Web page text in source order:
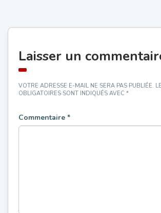
Laisser un
VOTRE ADRESSE E-MAIL NE SERA PAS PUBLIÉE.
OBLIGATOIRES SONT INDIQUÉS AVEC *
Commentaire *